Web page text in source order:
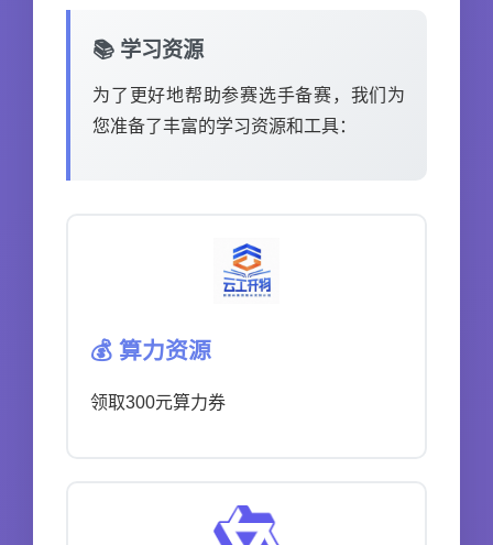
📚 学习资源
为了更好地帮助参赛选手备赛，我们为
您准备了丰富的学习资源和工具：
💰 算力资源
领取300元算力券